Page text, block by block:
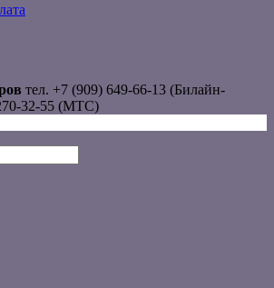
тел. +7 (909) 649-66-13 (Билайн-
32-55 (МТС)